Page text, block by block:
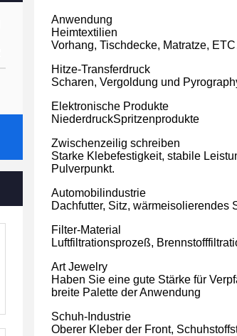
Anwendung
Heimtextilien
Vorhang, Tischdecke, Matratze,
Hitze-Transferdruck
Scharen, Vergoldung und
Elektronische Produkte
NiederdruckSpritzenprodukte
Zwischenzeilig schreiben
Starke Klebefestigkeit, stabile
Pulverpunkt.
Automobilindustrie
Dachfutter, Sitz,
Filter-Material
Luftfiltrationsprozeß,
Art Jewelry
Haben Sie eine gute Stärke für
breite Palette der Anwendung
Schuh-Industrie
Oberer Kleber der Front,